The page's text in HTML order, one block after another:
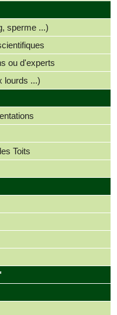
sperme ...)
ou d'experts
lourds ...)
Toits